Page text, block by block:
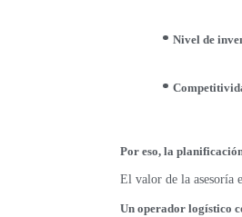
Nivel de
Por eso, la
El valor de la asesoría
Un operador logístico